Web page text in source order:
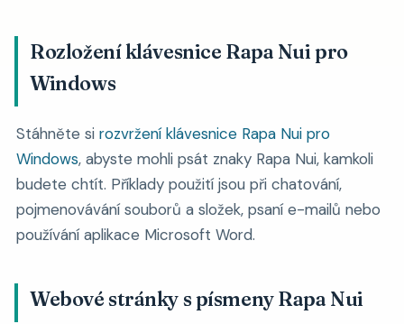
Rozložení klávesnice Rapa Nui pro
Windows
Stáhněte si rozvržení klávesnice Rapa Nui pro
Windows, abyste mohli psát znaky Rapa Nui, kamkoli
budete chtít. Příklady použití jsou při chatování,
pojmenovávání souborů a složek, psaní e-mailů nebo
používání aplikace Microsoft Word.
Webové stránky s písmeny Rapa Nui